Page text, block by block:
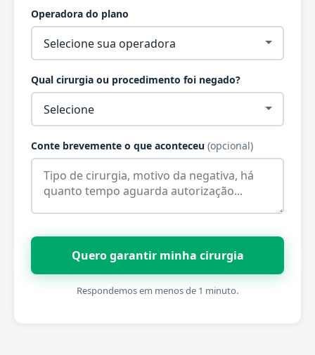
Operadora do plano
Qual cirurgia ou procedimento foi negado?
Conte brevemente o que aconteceu (opcional)
Quero garantir minha cirurgia
Respondemos em menos de 1 minuto.